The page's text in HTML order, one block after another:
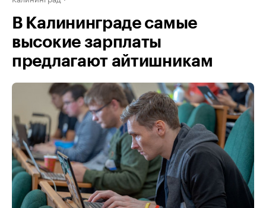
В Калининграде самые
высокие зарплаты
предлагают айтишникам